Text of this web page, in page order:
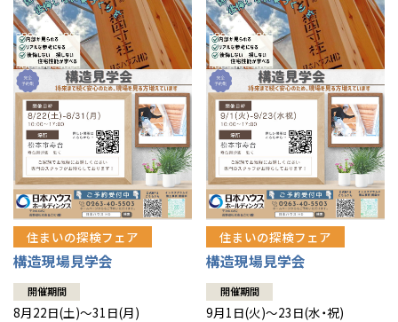
住まいの探検フェア
構造現場見学会
開催期間
8月22日(土)～31日(月)
住まいの探検フェア
構造現場見学会
開催期間
9月1日(火)～23日(水・祝)